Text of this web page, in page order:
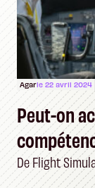
Agarle 22 avril 2024
Peut-on
vidéo ?
De Flight